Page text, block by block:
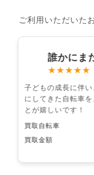
ご利用いただいた
誰かにま
★★★★★
子どもの成長に伴
にしてきた自転車
とが嬉しいです！
買取自転車
買取金額